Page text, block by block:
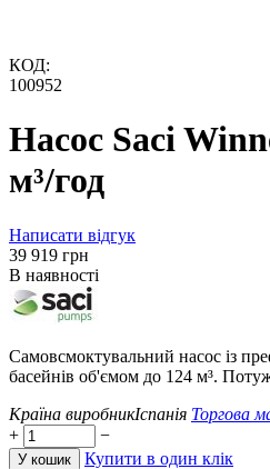
КОД:
100952
Насос Saci
м³/год
Написати відгук
‍39 919‍ грн
В наявності
Самовсмоктувальний насос із
басейнів об'ємом до 124 м³.
Країна виробникІспанія Торгова
+
−
У кошик
Купити в один клік